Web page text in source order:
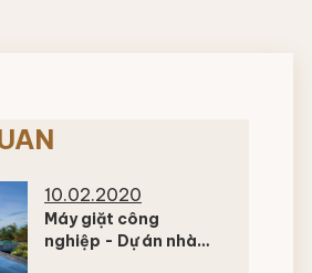
10.02.2020
Máy giặt công
nghiệp - Dự án nhà